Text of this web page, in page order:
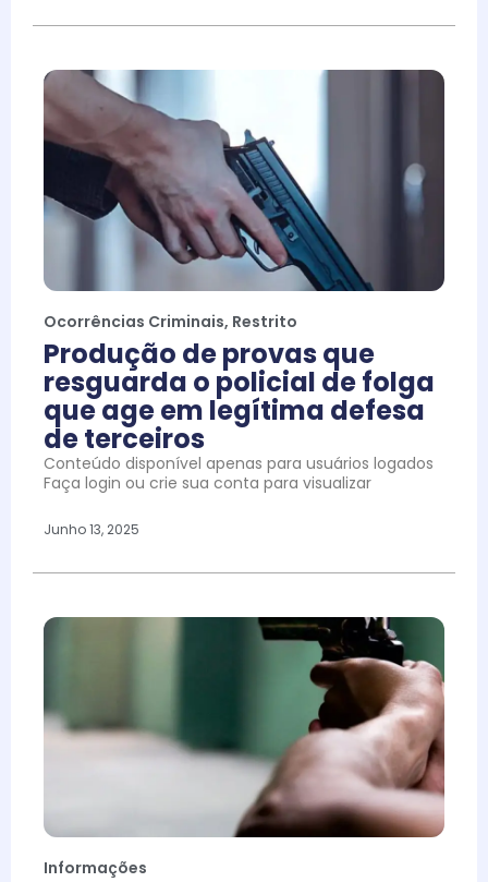
Ocorrências Criminais, Restrito
Produção de provas que
resguarda o policial de folga
que age em legítima defesa
de terceiros
Conteúdo disponível apenas para usuários logados
Faça login ou crie sua conta para visualizar
Junho 13, 2025
Informações